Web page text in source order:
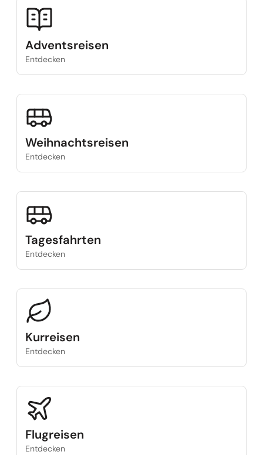
Adventsreisen
Entdecken
Weihnachtsreisen
Entdecken
Tagesfahrten
Entdecken
Kurreisen
Entdecken
Flugreisen
Entdecken